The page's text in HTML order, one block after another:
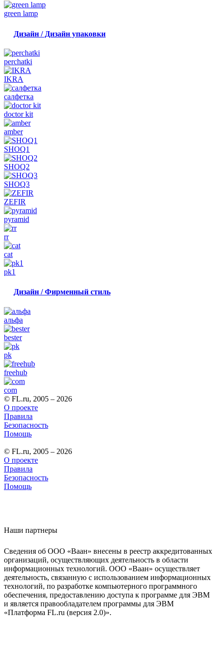
green lamp
Дизайн / Дизайн упаковки
perchatki
IKRA
салфетка
doctor kit
amber
SHOQ1
SHOQ2
SHOQ3
ZEFIR
pyramid
rr
cat
pk1
Дизайн / Фирменный стиль
альфа
bester
pk
freehub
com
© FL.ru, 2005 – 2026
О проекте
Правила
Безопасность
Помощь
© FL.ru, 2005 – 2026
О проекте
Правила
Безопасность
Помощь
Наши партнеры
Сведения об ООО «Ваан» внесены в реестр аккредитованных
организаций, осуществляющих деятельность в области
информационных технологий. ООО «Ваан» осуществляет
деятельность, связанную с использованием информационных
технологий, по разработке компьютерного программного
обеспечения, предоставлению доступа к программе для ЭВМ
и является правообладателем программы для ЭВМ
«Платформа FL.ru (версия 2.0)».